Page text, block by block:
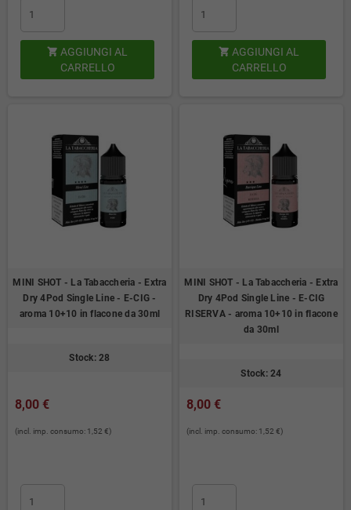
 AGGIUNGI AL
CARRELLO
 AGGIUNGI AL
CARRELLO
MINI SHOT - La Tabaccheria - Extra
Dry 4Pod Single Line - E-CIG -
aroma 10+10 in flacone da 30ml
Stock: 28
8,00 €
(incl. imp. consumo: 1,52 €)
MINI SHOT - La Tabaccheria - Extra
Dry 4Pod Single Line - E-CIG
RISERVA - aroma 10+10 in flacone
da 30ml
Stock: 24
8,00 €
(incl. imp. consumo: 1,52 €)